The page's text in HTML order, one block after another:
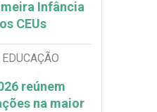
Infância
CEUs
reúnem
na maior